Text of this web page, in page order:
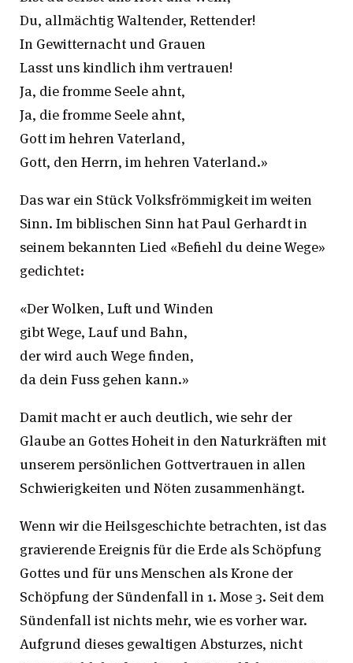
Du, allmächtig Waltender, Rettender!
In Gewitternacht und Grauen
Lasst uns kindlich ihm vertrauen!
Ja, die fromme Seele ahnt,
Ja, die fromme Seele ahnt,
Gott im hehren Vaterland,
Gott, den Herrn, im hehren Vaterland.»
Das war ein Stück Volksfrömmigkeit im weiten
Sinn. Im biblischen Sinn hat Paul Gerhardt in
seinem bekannten Lied «Befiehl du deine Wege»
gedichtet:
«Der Wolken, Luft und Winden
gibt Wege, Lauf und Bahn,
der wird auch Wege finden,
da dein Fuss gehen kann.»
Damit macht er auch deutlich, wie sehr der
Glaube an Gottes Hoheit in den Naturkräften mit
unserem persönlichen Gottvertrauen in allen
Schwierigkeiten und Nöten zusammenhängt.
Wenn wir die Heilsgeschichte betrachten, ist das
gravierende Ereignis für die Erde als Schöpfung
Gottes und für uns Menschen als Krone der
Schöpfung der Sündenfall in 1. Mose 3. Seit dem
Sündenfall ist nichts mehr, wie es vorher war.
Aufgrund dieses gewaltigen Absturzes, nicht